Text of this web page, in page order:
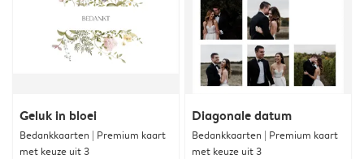
Geluk in bloei
Bedankkaarten | Premium kaart
met keuze uit 3
Diagonale datum
Bedankkaarten | Premium kaart
met keuze uit 3